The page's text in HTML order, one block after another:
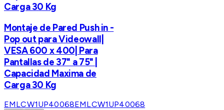
Carga 30 Kg
Montaje de Pared Push in -
Pop out para Videowall|
VESA 600 x 400| Para
Pantallas de 37" a 75" |
Capacidad Maxima de
Carga 30 Kg
EMLCW1UP40068EMLCW1UP40068